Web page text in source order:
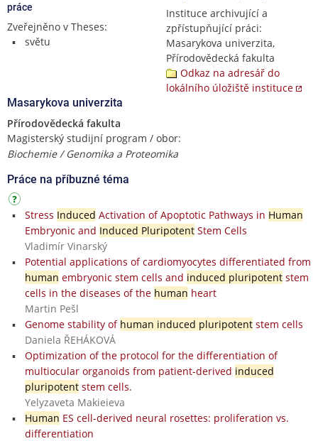
práce
Zveřejněno v Theses:
světu
Instituce archivující a
zpřístupňující práci:
Masarykova univerzita,
Přírodovědecká fakulta
Odkaz na adresář do
lokálního úložiště instituce
Masarykova univerzita
Přírodovědecká fakulta
Magisterský studijní program / obor:
Biochemie / Genomika a Proteomika
Práce na příbuzné téma
Stress Induced Activation of Apoptotic Pathways in Human
Embryonic and Induced PluripotentStem Cells
Vladimír Vinarský
Potential applications of cardiomyocytes differentiated from
human embryonic stem cells and induced pluripotentstem
cells in the diseases of the human heart
Martin Pešl
Genome stability of human induced pluripotentstem cells
Daniela ŘEHÁKOVÁ
Optimization of the protocol for the differentiation of
multiocular organoids from patient-derived induced
pluripotentstem cells.
Yelyzaveta Makieieva
Human ES cell-derived neural rosettes: proliferation vs.
differentiation